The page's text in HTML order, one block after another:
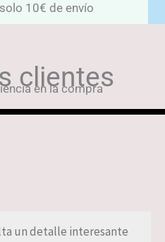
10€ de envío
clientes
en la compra